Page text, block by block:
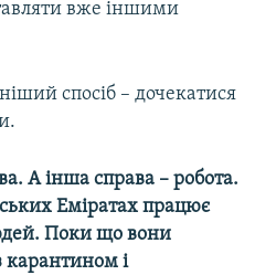
вже іншими
спосіб – дочекатися
А інша справа – робота.
Еміратах працює
Поки що вони
карантином і